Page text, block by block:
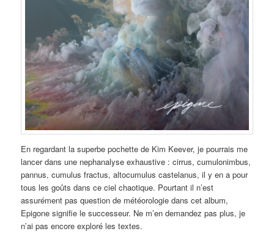
En regardant la superbe pochette de Kim Keever, je pourrais me
lancer dans une nephanalyse exhaustive : cirrus, cumulonimbus,
pannus, cumulus fractus, altocumulus castelanus, il y en a pour
tous les goûts dans ce ciel chaotique. Pourtant il n’est
assurément pas question de météorologie dans cet album,
Epigone signifie le successeur. Ne m’en demandez pas plus, je
n’ai pas encore exploré les textes.